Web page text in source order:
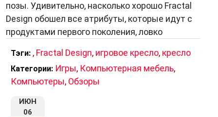
позы. Удивительно, насколько хорошо Fractal
Design обошел все атрибуты, которые идут с
продуктами первого поколения, ловко
Тэги: , Fractal Design, игровое кресло, кресло
Категории: Игры, Компьютерная мебель,
Компьютеры, Обзоры
ИЮН
06